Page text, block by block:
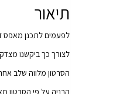
תיאור
לפעמים לתכנן מאפס
לצורך כך ביקשנו
הסרטון מלווה שלב
הבניה על פי הסרטון